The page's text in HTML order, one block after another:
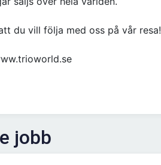
du vill följa med oss på vår resa!
jobb